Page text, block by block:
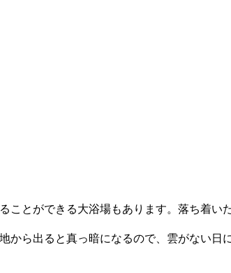
とができる大浴場もあります。落ち着
ら出ると真っ暗になるので、雲がない日